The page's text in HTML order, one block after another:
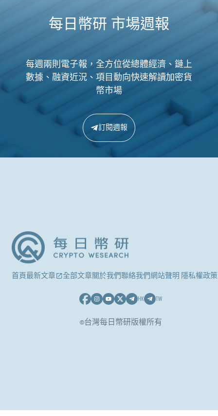
每日幣研 市場週報
每週兩則電子報，全方位從總體經濟、鏈上
數據、融資近況、項目動向快速解讀加密貨
幣市場
訂閱週報
首頁最新文章 全部文章關於我們聯絡我們網站聲明 隱私權政策
HK TW
©台灣每日幣研版權所有